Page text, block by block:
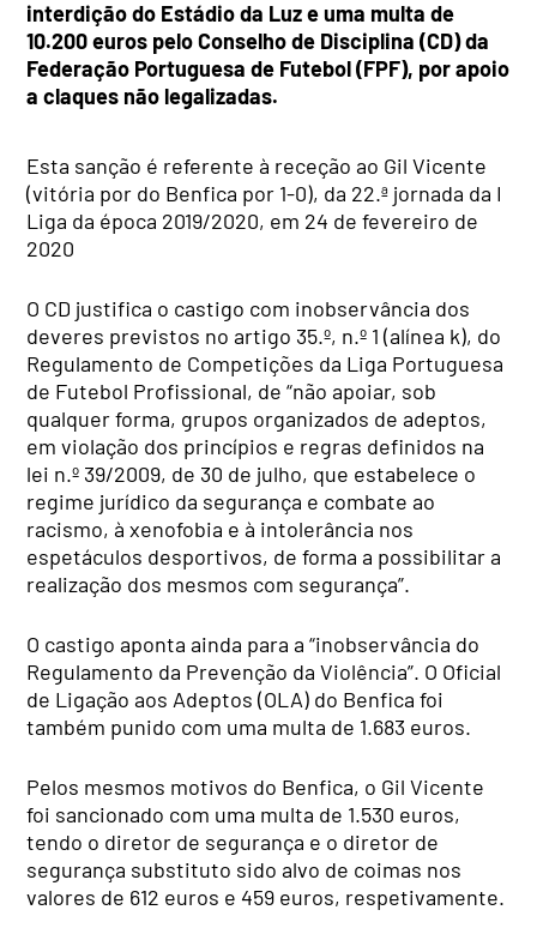
interdição do Estádio da Luz e uma multa de
10.200 euros pelo Conselho de Disciplina (CD) da
Federação Portuguesa de Futebol (FPF), por apoio
a claques não legalizadas.
Esta sanção é referente à receção ao Gil Vicente
(vitória por do Benfica por 1-0), da 22.ª jornada da I
Liga da época 2019/2020, em 24 de fevereiro de
2020
O CD justifica o castigo com inobservância dos
deveres previstos no artigo 35.º, n.º 1 (alínea k), do
Regulamento de Competições da Liga Portuguesa
de Futebol Profissional, de “não apoiar, sob
qualquer forma, grupos organizados de adeptos,
em violação dos princípios e regras definidos na
lei n.º 39/2009, de 30 de julho, que estabelece o
regime jurídico da segurança e combate ao
racismo, à xenofobia e à intolerância nos
espetáculos desportivos, de forma a possibilitar a
realização dos mesmos com segurança”.
O castigo aponta ainda para a “inobservância do
Regulamento da Prevenção da Violência”. O Oficial
de Ligação aos Adeptos (OLA) do Benfica foi
também punido com uma multa de 1.683 euros.
Pelos mesmos motivos do Benfica, o Gil Vicente
foi sancionado com uma multa de 1.530 euros,
tendo o diretor de segurança e o diretor de
segurança substituto sido alvo de coimas nos
valores de 612 euros e 459 euros, respetivamente.